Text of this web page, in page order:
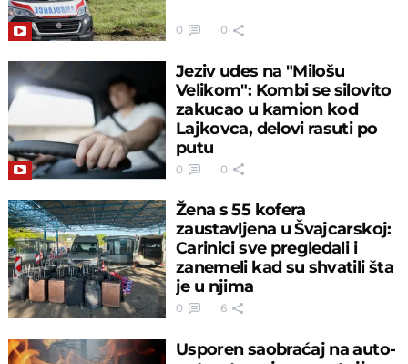
0 0
Jeziv udes na "Milošu
Velikom": Kombi se silovito
zakucao u kamion kod
Lajkovca, delovi rasuti po
putu
0 0
Žena s 55 kofera
zaustavljena u Švajcarskoj:
Carinici sve pregledali i
zanemeli kad su shvatili šta
je u njima
0 6
Usporen saobraćaj na auto-